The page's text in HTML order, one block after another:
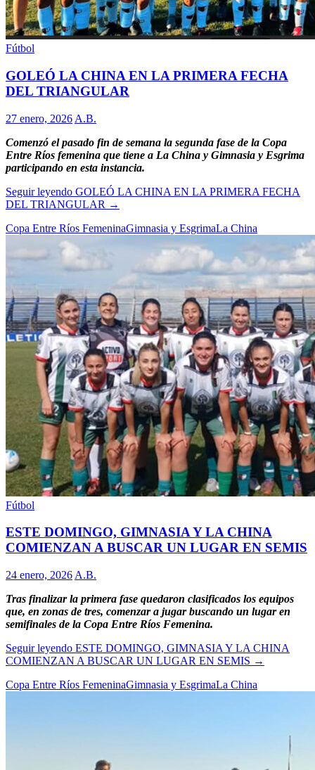
Fútbol
GOLEÓ LA CHINA EN LA PRIMERA FECHA
DEL TRIANGULAR
27 enero, 2026 A.B.
Comenzó el pasado fin de semana la segunda fase de la Copa
Entre Ríos femenina que tiene a La China y Gimnasia y Esgrima
participando en esta instancia.
Seguir leyendo GOLEÓ LA CHINA EN LA PRIMERA FECHA
DEL TRIANGULAR →
Copa Entre Ríos FemeninaGimnasia y EsgrimaLa China
Fútbol
ESTE DOMINGO, GIMNASIA Y LA CHINA
COMIENZAN A BUSCAR UN LUGAR EN SEMIS
24 enero, 2026 A.B.
Tras finalizar la primera fase quedaron clasificados los equipos
que, en zonas de tres, comenzar a jugar buscando un lugar en
semifinales de la Copa Entre Ríos Femenina.
Seguir leyendo ESTE DOMINGO, GIMNASIA Y LA CHINA
COMIENZAN A BUSCAR UN LUGAR EN SEMIS →
Copa Entre Ríos FemeninaGimnasia y EsgrimaLa China